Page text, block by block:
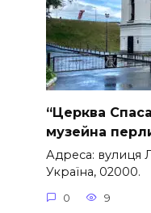
“Церква
музейна
Адреса: вулиця
Україна, 02000.
0 9